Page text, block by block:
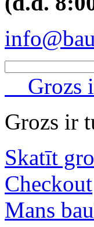
Grozs
Grozs ir
Skatīt
Checkout
Mans